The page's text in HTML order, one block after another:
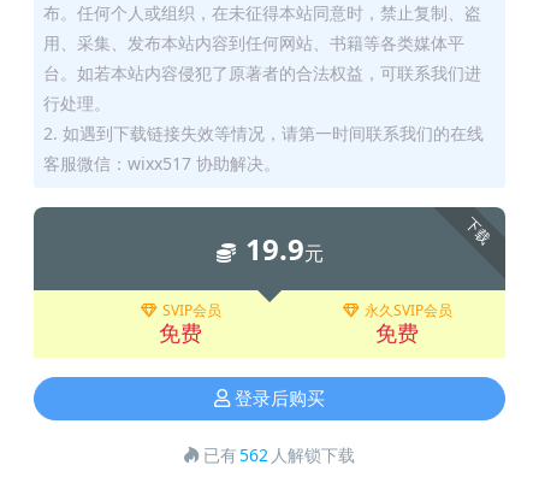
布。任何个人或组织，在未征得本站同意时，禁止复制、盗
用、采集、发布本站内容到任何网站、书籍等各类媒体平
台。如若本站内容侵犯了原著者的合法权益，可联系我们进
行处理。
2. 如遇到下载链接失效等情况，请第一时间联系我们的在线
客服微信：wixx517 协助解决。
下载
19.9元
SVIP会员
免费
永久SVIP会员
免费
登录后购买
已有562 人解锁下载